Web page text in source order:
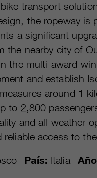
transport
the ropeway is
a significant
the nearby city of
the multi-award-
and establish
around 1
to 2,800
and all-weather
access to
País: Italia